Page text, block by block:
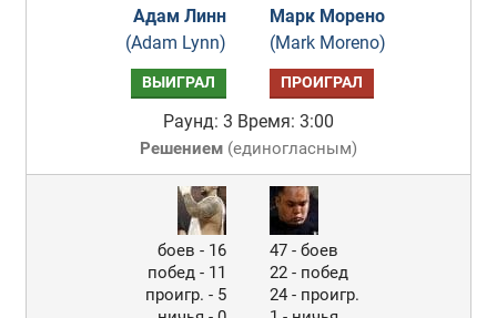
Адам Линн
(Adam Lynn)
Марк Морено
(Mark Moreno)
ВЫИГРАЛ ПРОИГРАЛ
Раунд: 3 Время: 3:00
Решением(единогласным)
боев - 16
побед - 11
проигр. - 5
47 - боев
22 - побед
24 - проигр.